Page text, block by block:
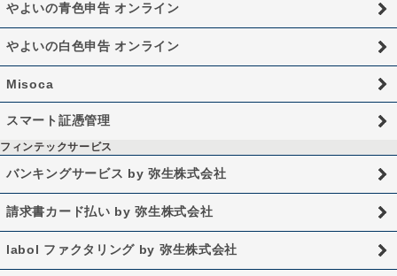
やよいの青色申告 オンライン
やよいの白色申告 オンライン
Misoca
スマート証憑管理
フィンテックサービス
バンキングサービス by 弥生株式会社
請求書カード払い by 弥生株式会社
labol ファクタリング by 弥生株式会社